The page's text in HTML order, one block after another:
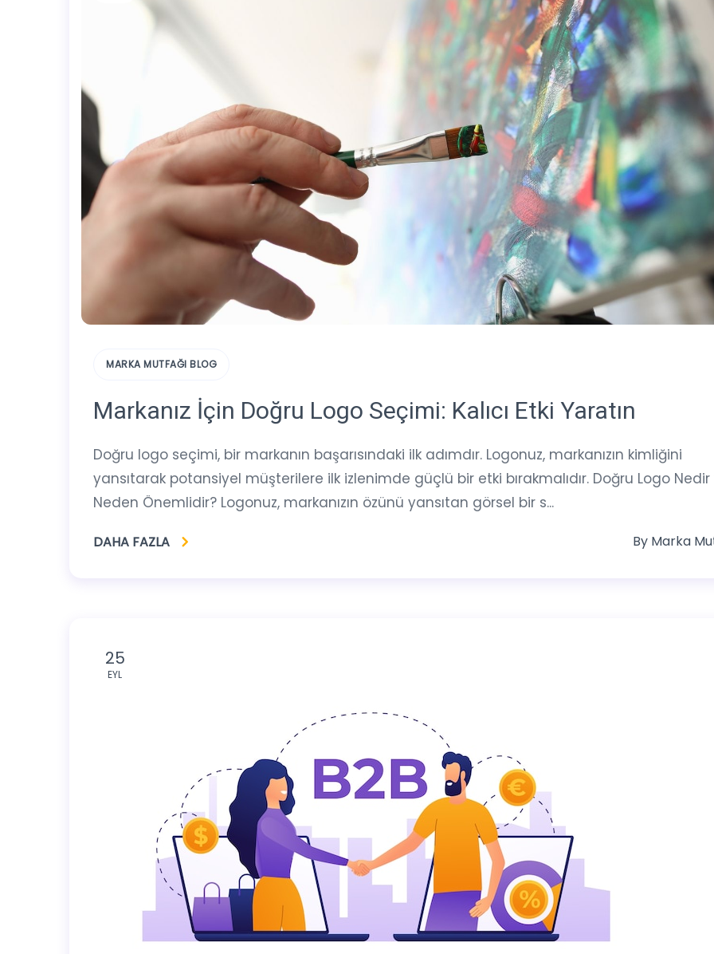
MARKA MUTFAĞI BLOG
Markanız İçin Doğru Logo Seçimi: Kalıcı Etki Yaratın
Doğru logo seçimi, bir markanın başarısındaki ilk adımdır. Logonuz, markanızın kimliğini
yansıtarak potansiyel müşterilere ilk izlenimde güçlü bir etki bırakmalıdır. Doğru Logo Nedir
Neden Önemlidir? Logonuz, markanızın özünü yansıtan görsel bir s...
DAHA FAZLA By Marka
25
EYL